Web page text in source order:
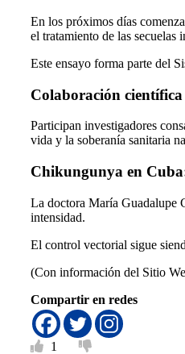
En los próximos días
el tratamiento de las secuelas
Este ensayo forma parte del
Colaboración
Participan investigadores
vida y la soberanía sanitaria
Chikungunya en
La doctora María Guadalupe
intensidad.
El control vectorial sigue
(Con información del Sitio
Compartir en redes
1